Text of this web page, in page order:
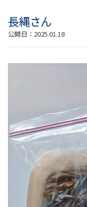
長縄さん
公開日： 2025.01.18